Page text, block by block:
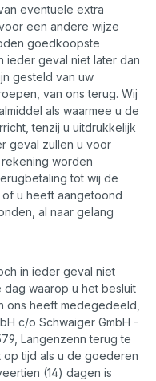
eventuele extra
een andere wijze
goedkoopste
ieder geval niet later dan
gesteld van uw
van ons terug. Wij
als waarmee u de
tenzij u uitdrukkelijk
geval zullen u voor
worden
tot wij de
u heeft aangetoond
al naar gelang
in ieder geval niet
waarop u het besluit
ons heeft medegedeeld,
c/o Schwaiger GmbH -
Langenzenn terug te
tijd als u de goederen
(14) dagen is